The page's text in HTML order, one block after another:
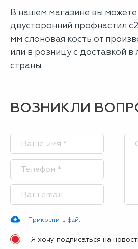
В нашем магазине вы можете
двусторонний профнастил
мм слоновая кость от
или в розницу с доставкой в
страны.
ВОЗНИКЛИ
Прикрепить файл
Я хочу подписаться на